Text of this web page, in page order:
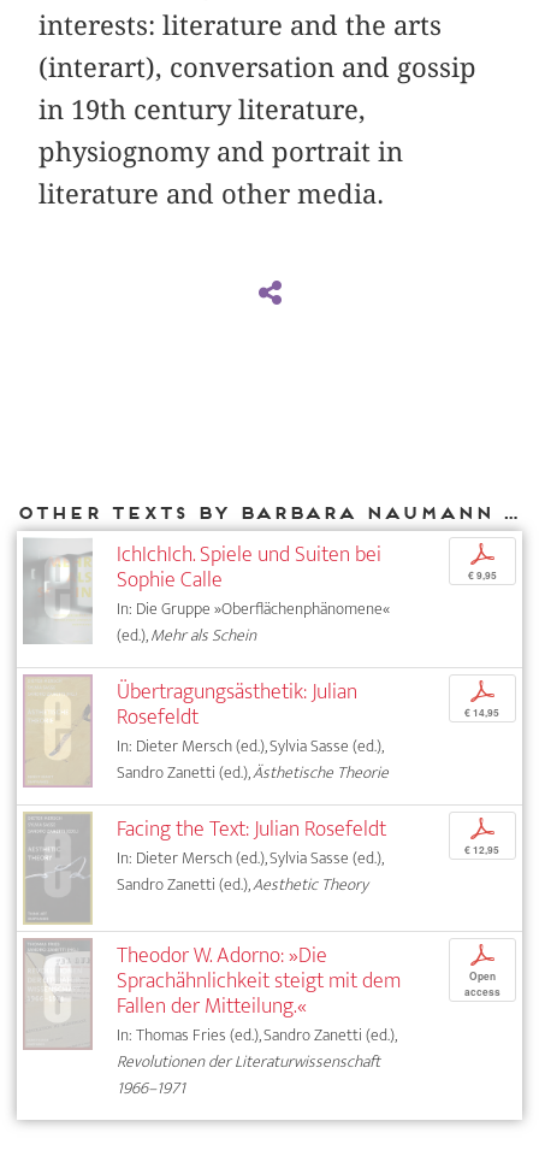
interests: literature and the arts
(interart), conversation and gossip
in 19th century literature,
physiognomy and portrait in
literature and other media.
Other texts by Barbara Naumann for DIAPHANES
IchIchIch. Spiele und Suiten bei
Sophie Calle
In: Die Gruppe »Oberflächenphänomene«
(ed.),Mehr als Schein
p
€ 9,95
Übertragungsästhetik: Julian
Rosefeldt
In: Dieter Mersch (ed.), Sylvia Sasse (ed.),
Sandro Zanetti (ed.),Ästhetische Theorie
p
€ 14,95
Facing the Text: Julian Rosefeldt
In: Dieter Mersch (ed.), Sylvia Sasse (ed.),
Sandro Zanetti (ed.),Aesthetic Theory
p
€ 12,95
Theodor W. Adorno: »Die
Sprachähnlichkeit steigt mit dem
Fallen der Mitteilung.«
In: Thomas Fries (ed.), Sandro Zanetti (ed.),
Revolutionen der Literaturwissenschaft
1966–1971
p
Open
access